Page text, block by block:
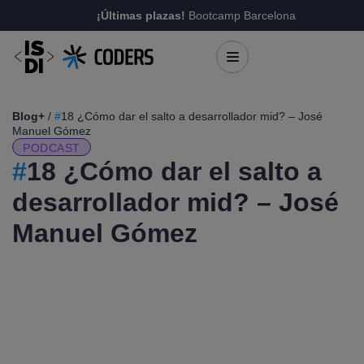
¡Últimas plazas! Bootcamp Barcelona
Blog+ / #18 ¿Cómo dar el salto a desarrollador mid? – José
Manuel Gómez
PODCAST
#18 ¿Cómo dar el salto a
desarrollador mid? – José
Manuel Gómez